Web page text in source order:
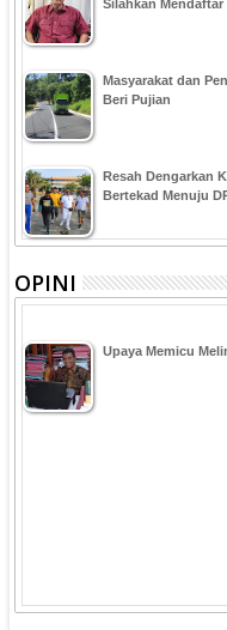
Silahkan Mendaftar
Masyarakat dan
Beri Pujian
Resah Dengarkan
Bertekad Menuju
OPINI
Upaya Memicu